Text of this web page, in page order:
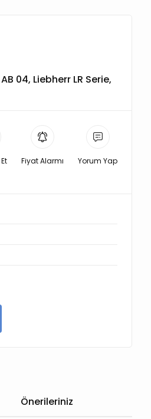
04, Liebherr LR Serie,
Fiyat Alarmı Yorum Yap
Önerileriniz